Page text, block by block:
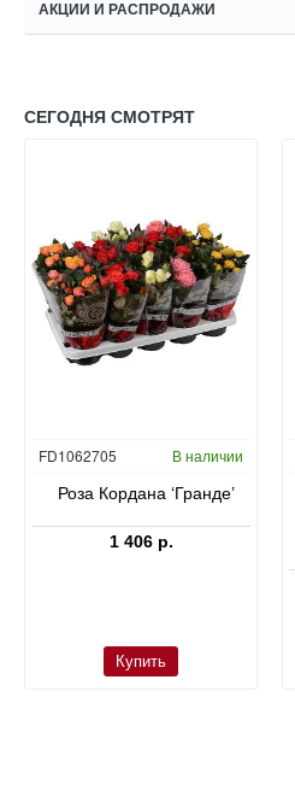
АКЦИИ И РАСПРОДАЖИ
СЕГОДНЯ СМОТРЯТ
FD1062705 В наличии
Роза Кордана ‘Гранде’
1 406 р.
Купить